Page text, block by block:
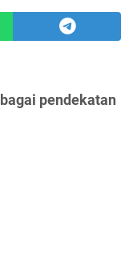
pendekatan